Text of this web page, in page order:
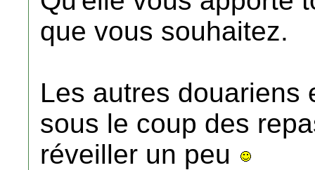
que vous souhaitez.
Les autres douariens
sous le coup des
réveiller un peu